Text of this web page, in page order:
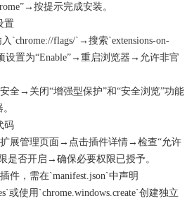
按提示完成安装。
置
`chrome://flags/`→搜索`extensions-on-
设置为“Enable”→重启浏览器→允许非官
全→关闭“增强型保护”和“安全浏览”功能
码
展管理页面→点击插件详情→检查“允许
是否开启→确保必要权限已授予。
件，需在`manifest.json`中声明
或使用`chrome.windows.create`创建独立